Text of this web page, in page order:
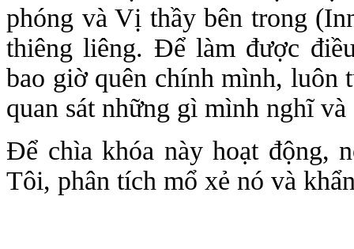
phóng và Vị thầy bên trong
thiêng liêng. Để làm được
bao giờ quên chính mình, luôn
quan sát những gì mình nghĩ
Để chìa khóa này hoạt động,
Tôi, phân tích mổ xẻ nó và